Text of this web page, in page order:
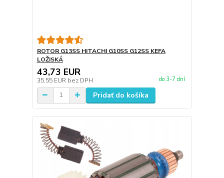
ROTOR G13SS HITACHI G10SS G12SS KEFA
LOŽISKÁ
43,73 EUR
35,55 EUR bez DPH do 3-7 dní
Pridať do košíka